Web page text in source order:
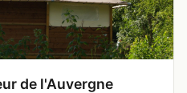
de l'Auvergne